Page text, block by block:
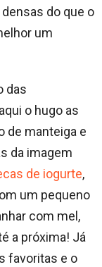
do que o
um
das
o hugo as
de manteiga e
da imagem
de iogurte,
um pequeno
com mel,
a próxima! Já
favoritas e o